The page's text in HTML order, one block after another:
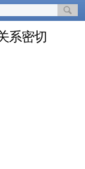
系密切